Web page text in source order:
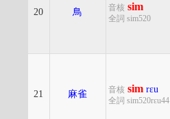
20 鳥 音核 sim
全詞 sim520
21 麻雀 音核 sim rɛu
全詞 sim520rɛu44